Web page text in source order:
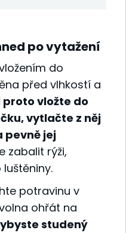
po vytažení
do
před vlhkostí a
vložte do
vytlačte z něj
pevně jej
zabalit rýži,
potravinu v
ohřát na
studený